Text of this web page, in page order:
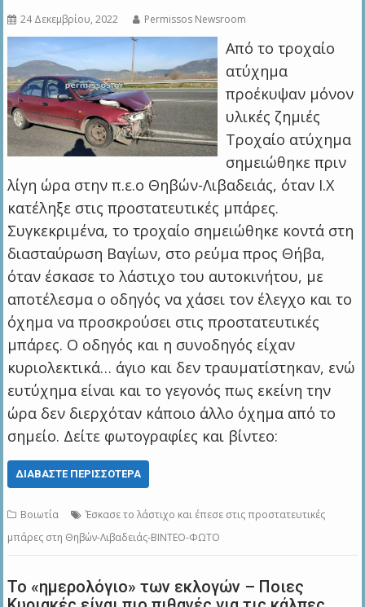
24 Δεκεμβρίου, 2022 Permissos Newsroom
Από το τροχαίο
ατύχημα
προέκυψαν μόνον
υλικές ζημιές
Τροχαίο ατύχημα
σημειώθηκε πριν
λίγη ώρα στην π.ε.ο Θηβών-Λιβαδειάς, όταν Ι.Χ
κατέληξε στις προστατευτικές μπάρες.
Συγκεκριμένα, το τροχαίο σημειώθηκε κοντά στη
διασταύρωση Βαγίων, στο ρεύμα προς Θήβα,
όταν έσκασε το λάστιχο του αυτοκινήτου, με
αποτέλεσμα ο οδηγός να χάσει τον έλεγχο και το
όχημα να προσκρούσει στις προστατευτικές
μπάρες. Ο οδηγός και η συνοδηγός είχαν
κυριολεκτικά… άγιο και δεν τραυματίστηκαν, ενώ
ευτύχημα είναι και το γεγονός πως εκείνη την
ώρα δεν διερχόταν κάποιο άλλο όχημα από το
σημείο. Δείτε φωτογραφίες και βίντεο:
ΔΙΑΒΆΣΤΕ ΠΕΡΙΣΣΌΤΕΡΑ
Βοιωτία
Έσκασε το λάστιχο και έπεσε στις προστατευτικές
μπάρες στη Θηβών-Λιβαδειάς-ΒΙΝΤΕΟ-ΦΩΤΟ
Το «ημερολόγιο» των εκλογών – Ποιες